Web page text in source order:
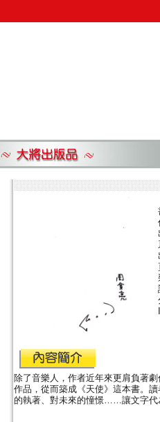
除了音樂人，作者近年來更肩負著
作品，從而築成《天使》這本書。
的執著、對未來的憧憬……讓文字代